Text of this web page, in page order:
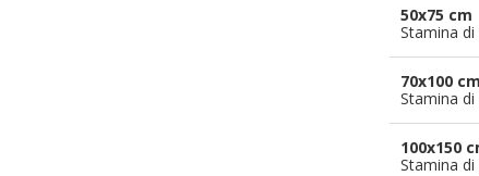
50x75 cm
Stamina
70x100 cm
Stamina
100x150
Stamina